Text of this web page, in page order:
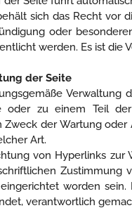
sich das Recht vor
oder
werden. Es ist die
der Seite
Verwaltung
oder zu einem Teil
Zweck der Wartung
Art.
von Hyperlinks
Zustimmung
eingerichtet worden
verantwortlich